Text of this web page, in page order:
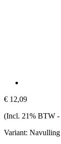
€ 12,09
(Incl. 21% BTW -
Variant: Navulling